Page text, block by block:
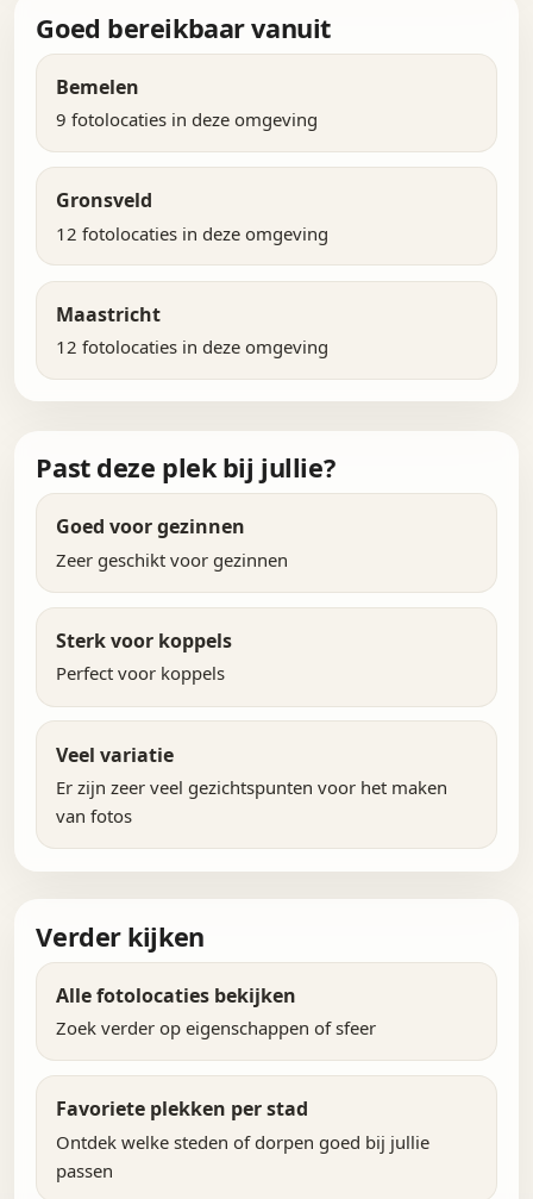
Goed bereikbaar vanuit
Bemelen
9 fotolocaties in deze omgeving
Gronsveld
12 fotolocaties in deze omgeving
Maastricht
12 fotolocaties in deze omgeving
Past deze plek bij jullie?
Goed voor gezinnen
Zeer geschikt voor gezinnen
Sterk voor koppels
Perfect voor koppels
Veel variatie
Er zijn zeer veel gezichtspunten voor het maken
van fotos
Verder kijken
Alle fotolocaties bekijken
Zoek verder op eigenschappen of sfeer
Favoriete plekken per stad
Ontdek welke steden of dorpen goed bij jullie
passen